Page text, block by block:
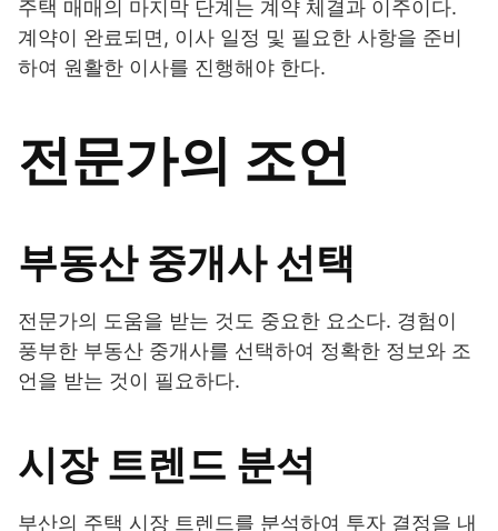
주택 매매의 마지막 단계는 계약 체결과 이주이다.
계약이 완료되면, 이사 일정 및 필요한 사항을 준비
하여 원활한 이사를 진행해야 한다.
전문가의 조언
부동산 중개사 선택
전문가의 도움을 받는 것도 중요한 요소다. 경험이
풍부한 부동산 중개사를 선택하여 정확한 정보와 조
언을 받는 것이 필요하다.
시장 트렌드 분석
부산의 주택 시장 트렌드를 분석하여 투자 결정을 내